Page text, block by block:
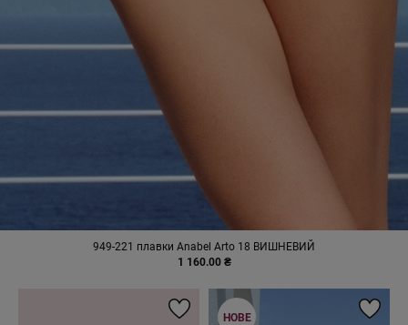
949-221 плавки Anabel Arto 18 ВИШНЕВИЙ
1 160.00 ₴
НОВЕ